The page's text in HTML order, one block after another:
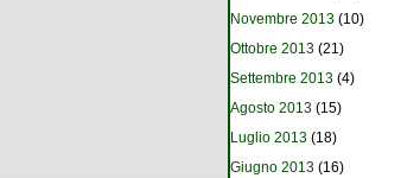
Novembre 2013 (10)
Ottobre 2013 (21)
Settembre 2013 (4)
Agosto 2013 (15)
Luglio 2013 (18)
Giugno 2013 (16)